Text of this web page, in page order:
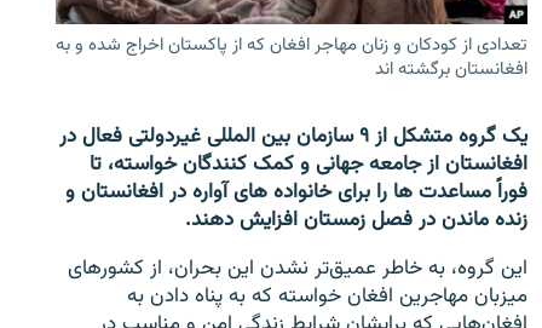
Azadi English
همۀ سایت‌های رادیو آزادی/ رادیو اروپای آزاد
تعدادی از کودکان و زنان مهاجر افغان که از پاکستان اخراج شده و به
افغانستان برگشته اند
یک گروه متشکل از ۹ سازمان بین المللی غیردولتی فعال در
افغانستان از جامعه جهانی و کمک کنندگان خواسته، تا
فوراً مساعدت ها را برای خانواده های آواره در افغانستان و
زنده ماندن در فصل زمستان افزایش دهند.
این گروه، به خاطر عمیق‌تر نشدن این بحران، از کشورهای
میزبان مهاجرین افغان خواسته که به پناه دادن به